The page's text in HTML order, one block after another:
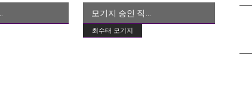
최수태 모기지
모기지 승인 직